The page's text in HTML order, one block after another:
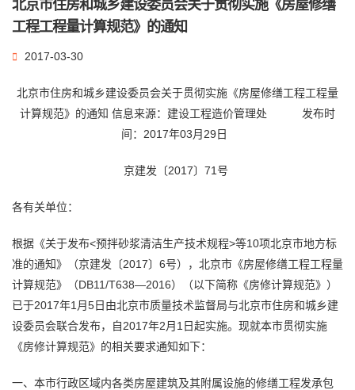
北京市住房和城乡建设委员会关于贯彻实施《房屋修缮
工程工程量计算规范》的通知
2017-03-30
北京市住房和城乡建设委员会关于贯彻实施《房屋修缮工程工程量
计算规范》的通知 信息来源：建设工程造价管理处 发布时
间：2017年03月29日
京建发〔2017〕71号
各有关单位：
根据《关于发布<预拌砂浆清洁生产技术规程>等10项北京市地方标
准的通知》（京建发〔2017〕6号），北京市《房屋修缮工程工程量
计算规范》（DB11/T638—2016）（以下简称《房修计算规范》）
已于2017年1月5日由北京市质量技术监督局与北京市住房和城乡建
设委员会联合发布，自2017年2月1日起实施。现就本市贯彻实施
《房修计算规范》的相关要求通知如下：
一、本市行政区域内各类房屋建筑及其附属设施的修缮工程发承包